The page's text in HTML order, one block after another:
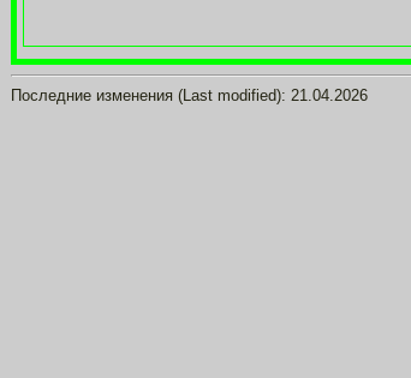
Последние изменения (Last modified): 21.04.2026